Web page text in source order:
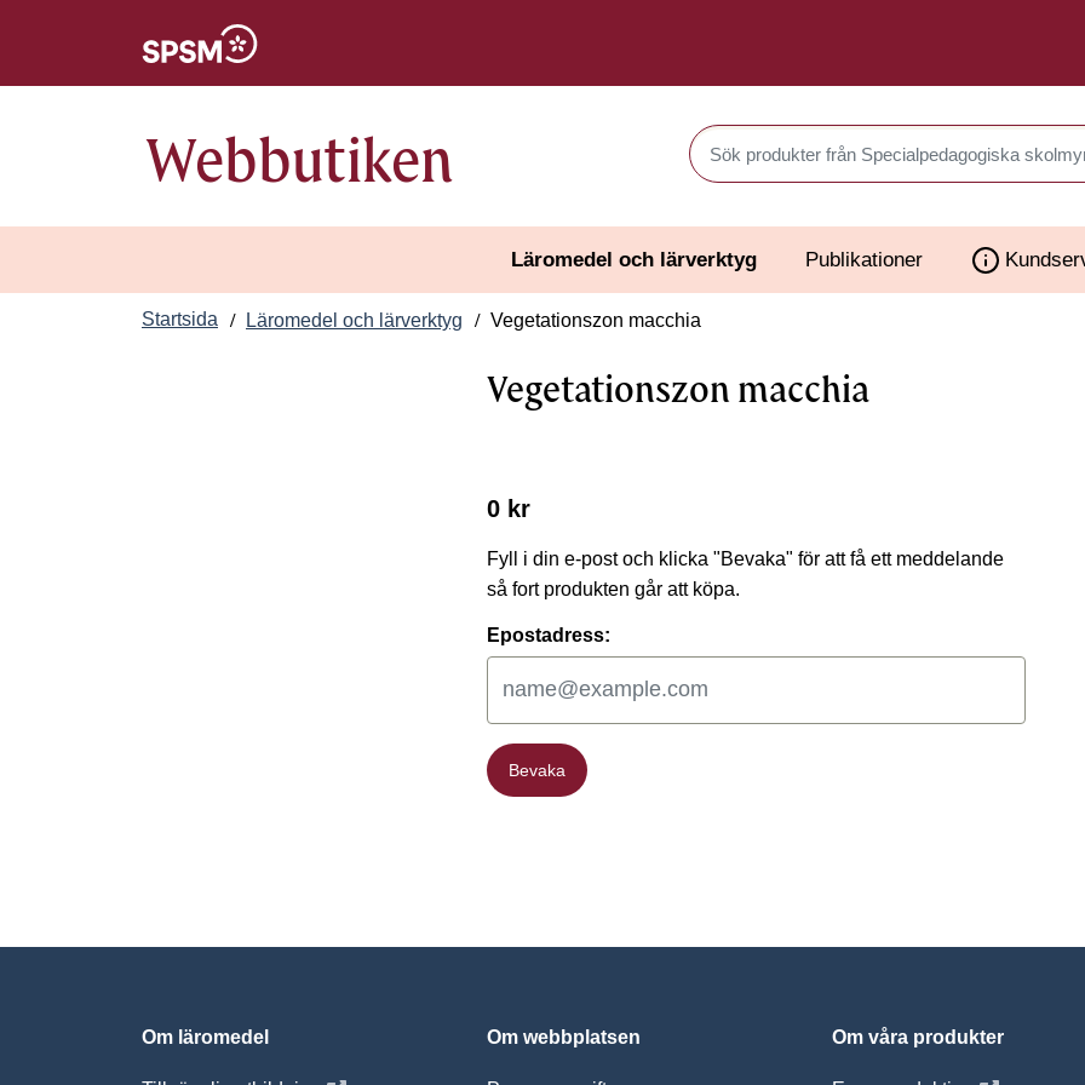
Webbutiken Sök produkter i Webbutiken
Läromedel och lärverktyg Publikationer
Startsida Läromedel och lärverktyg Vegetationszon macchia
Vegetationszon macchia
0 kr
Fyll i din e-post och klicka "Bevaka" för att få ett meddelande
så fort produkten går att köpa.
Epostadress:
Bevaka
Bevaka
Om läromedel Om webbplatsen Om våra produkter